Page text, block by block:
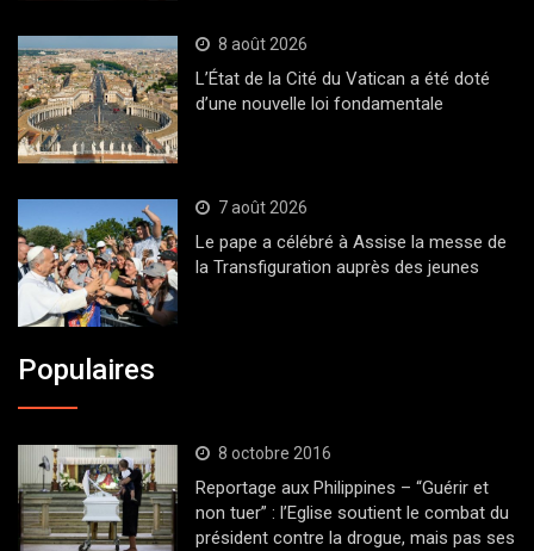
8 août 2026
L’État de la Cité du Vatican a été doté
d’une nouvelle loi fondamentale
7 août 2026
Le pape a célébré à Assise la messe de
la Transfiguration auprès des jeunes
Populaires
8 octobre 2016
Reportage aux Philippines – “Guérir et
non tuer” : l’Eglise soutient le combat du
président contre la drogue, mais pas ses